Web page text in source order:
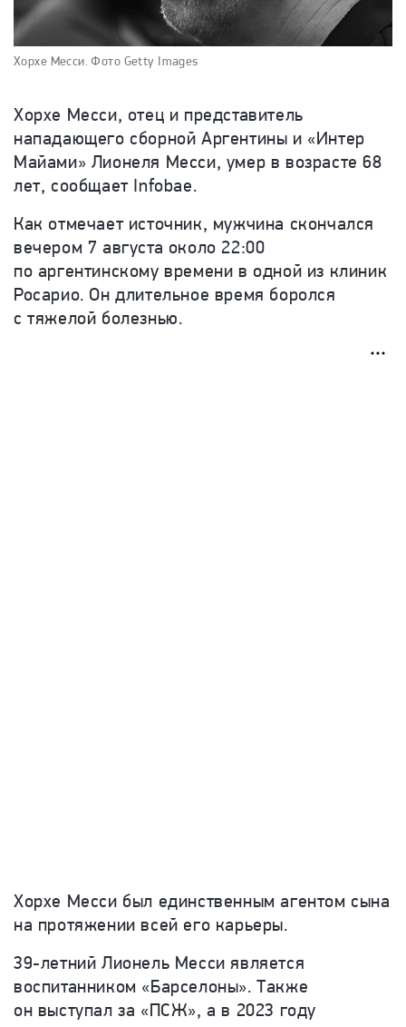
Хорхе Месси. Фото Getty Images
Хорхе Месси, отец и представитель
нападающего сборной Аргентины и «Интер
Майами» Лионеля Месси, умер в возрасте 68
лет, сообщает Infobae.
Как отмечает источник, мужчина скончался
вечером 7 августа около 22:00
по аргентинскому времени в одной из клиник
Росарио. Он длительное время боролся
с тяжелой болезнью.
Хорхе Месси был единственным агентом сына
на протяжении всей его карьеры.
39-летний Лионель Месси является
воспитанником «Барселоны». Также
он выступал за «ПСЖ», а в 2023 году